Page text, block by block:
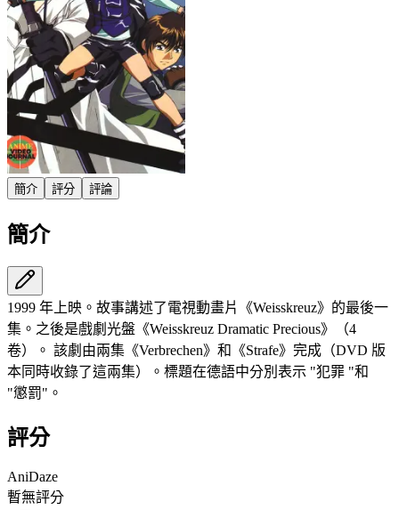
簡介 評分 評論
簡介
1999 年上映。故事講述了電視動畫片《Weisskreuz》的最後一
集。之後是戲劇光盤《Weisskreuz Dramatic Precious》（4
卷）。 該劇由兩集《Verbrechen》和《Strafe》完成（DVD 版
本同時收錄了這兩集）。標題在德語中分別表示 "犯罪 "和
"懲罰"。
評分
AniDaze
暫無評分